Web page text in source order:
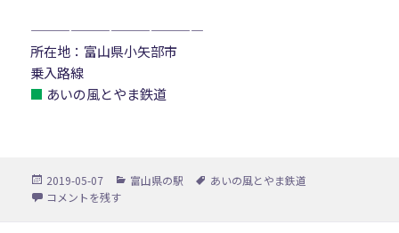
—————————————
所在地：富山県小矢部市
乗入路線
■ あいの風とやま鉄道
投
稿
2019-05-07
カ
富山県の駅
タ
あいの風とやま鉄道
石動駅 に
コメントを残す